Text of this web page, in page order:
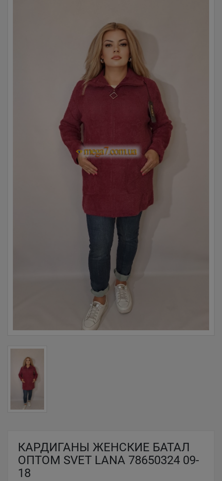
КАРДИГАНЫ ЖЕНСКИЕ БАТАЛ
ОПТОМ SVET LANA 78650324 09-
18